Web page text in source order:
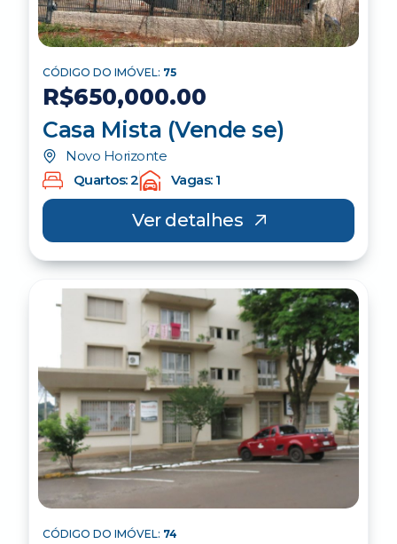
CÓDIGO DO IMÓVEL: 75
R$650,000.00
Casa Mista (Vende se)
Novo Horizonte
Quartos: 2
Vagas: 1
Ver detalhes
CÓDIGO DO IMÓVEL: 74